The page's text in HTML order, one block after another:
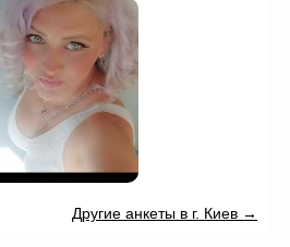
Другие анкеты в г. Киев →